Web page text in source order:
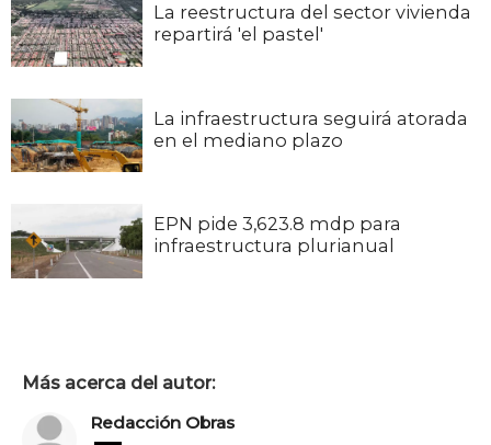
La reestructura del sector vivienda
repartirá 'el pastel'
La infraestructura seguirá atorada
en el mediano plazo
EPN pide 3,623.8 mdp para
infraestructura plurianual
Más acerca del autor:
Redacción Obras